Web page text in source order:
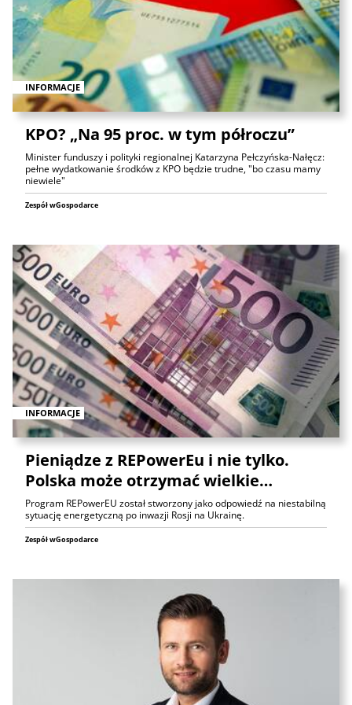
INFORMACJE
KPO? „Na 95 proc. w tym półroczu”
Minister funduszy i polityki regionalnej Katarzyna Pełczyńska-Nałęcz:
pełne wydatkowanie środków z KPO będzie trudne, "bo czasu mamy
niewiele"
Zespół wGospodarce
INFORMACJE
Pieniądze z REPowerEu i nie tylko.
Polska może otrzymać wielkie…
Program REPowerEU został stworzony jako odpowiedź na niestabilną
sytuację energetyczną po inwazji Rosji na Ukrainę.
Zespół wGospodarce